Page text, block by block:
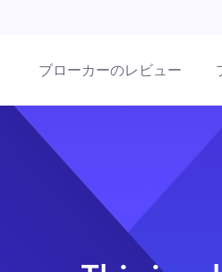
ブローカーのレビュー